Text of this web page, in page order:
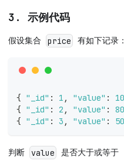
3. 示例代码
假设集合 price 有如下记录：
{ "_id" : 1 , "value" : 10
{ "_id" : 2 , "value" : 80
{ "_id" : 3 , "value" : 50
判断 value 是否大于或等于